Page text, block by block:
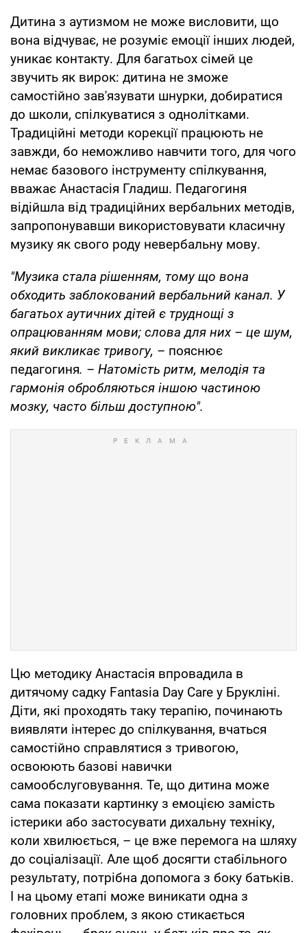
Дитина з аутизмом не може висловити, що
вона відчуває, не розуміє емоції інших людей,
уникає контакту. Для багатьох сімей це
звучить як вирок: дитина не зможе
самостійно зав'язувати шнурки, добиратися
до школи, спілкуватися з однолітками.
Традиційні методи корекції працюють не
завжди, бо неможливо навчити того, для чого
немає базового інструменту спілкування,
вважає Анастасія Гладиш. Педагогиня
відійшла від традиційних вербальних методів,
запропонувавши використовувати класичну
музику як свого роду невербальну мову.
"Музика стала рішенням, тому що вона
обходить заблокований вербальний канал. У
багатьох аутичних дітей є труднощі з
опрацюванням мови; слова для них – це шум,
який викликає тривогу, – пояснює
педагогиня. – Натомість ритм, мелодія та
гармонія обробляються іншою частиною
мозку, часто більш доступною".
Цю методику Анастасія впровадила в
дитячому садку Fantasia Day Care у Брукліні.
Діти, які проходять таку терапію, починають
виявляти інтерес до спілкування, вчаться
самостійно справлятися з тривогою,
освоюють базові навички
самообслуговування. Те, що дитина може
сама показати картинку з емоцією замість
істерики або застосувати дихальну техніку,
коли хвилюється, – це вже перемога на шляху
до соціалізації. Але щоб досягти стабільного
результату, потрібна допомога з боку батьків.
І на цьому етапі може виникати одна з
головних проблем, з якою стикається